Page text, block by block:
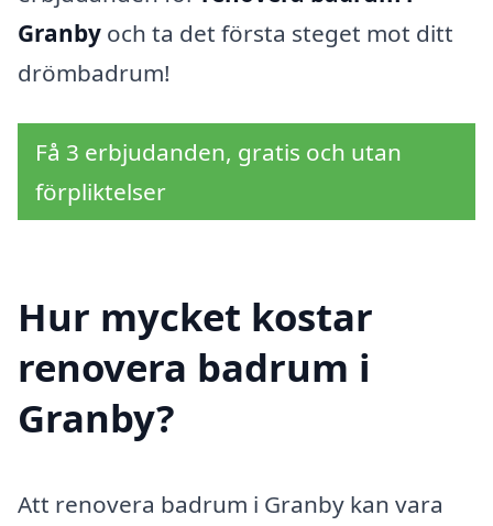
Granby och ta det första steget mot ditt
drömbadrum!
Få 3 erbjudanden, gratis och utan
förpliktelser
Hur mycket kostar
renovera badrum i
Granby?
Att renovera badrum i Granby kan vara